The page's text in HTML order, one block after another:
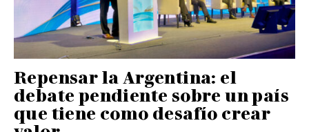
Repensar la Argentina: el
debate pendiente sobre un país
que tiene como desafío crear